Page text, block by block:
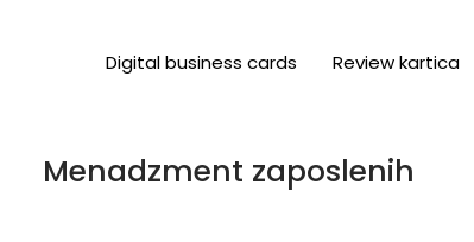
Digital business cards Review kartica
Menadzment zaposlenih